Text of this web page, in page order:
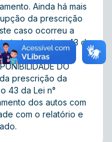
Ainda há mais
da prescrição
caso ocorreu a
no artigo 43 da
em
DO
prescrição da
43 da Lei n°
dos autos com
com o relatório e